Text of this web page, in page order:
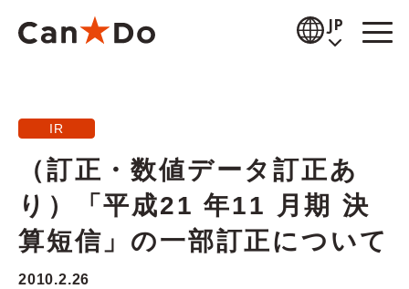
JP
お知らせ
商品情報
店舗検索
IR
（訂正・数値データ訂正あ
り）「平成21 年11 月期 決
算短信」の一部訂正について
2010.2.26